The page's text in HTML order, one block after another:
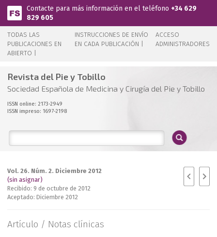
Pasar al contenido principal
Contacte para más información en el teléfono +34 629
829 605
TODAS LAS
PUBLICACIONES EN
ABIERTO |
INSTRUCCIONES DE ENVÍO
EN CADA PUBLICACIÓN |
ACCESO
ADMINISTRADORES
Revista del Pie y Tobillo
Sociedad Española de Medicina y Cirugía del Pie y Tobillo
ISSN online: 2173-2949
ISSN impreso: 1697-2198
Vol. 26. Núm. 2. Diciembre 2012
(sin asignar)
Recibido: 9 de octubre de 2012
Aceptado: Diciembre 2012
Artículo / Notas clínicas